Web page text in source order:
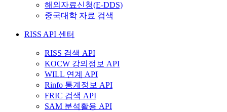
해외자료신청(E-DDS)
중국대학 자료 검색
RISS API 센터
RISS 검색 API
KOCW 강의정보 API
WILL 연계 API
Rinfo 통계정보 API
FRIC 검색 API
SAM 분석활용 API